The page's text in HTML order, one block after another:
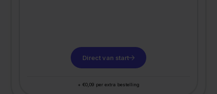
Direct van start
+ €0,09 per extra bestelling